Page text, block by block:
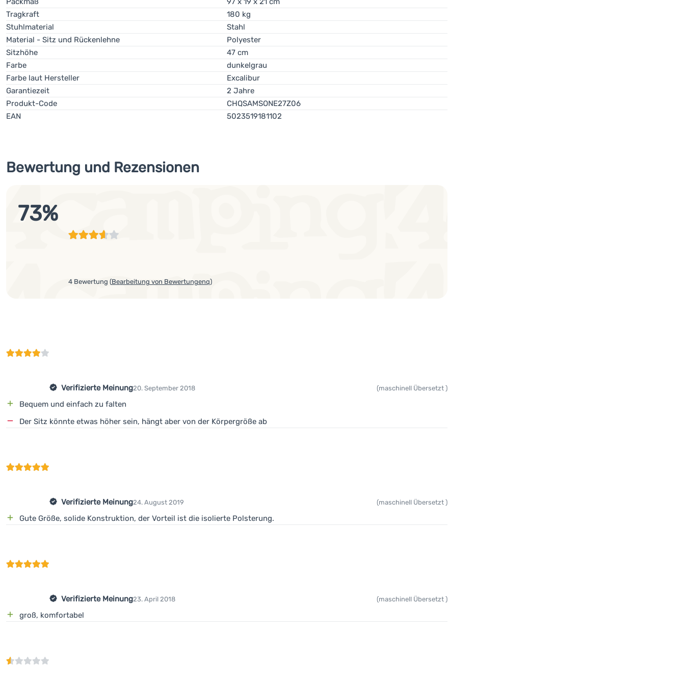
Tragkraft
180 kg
Stuhlmaterial
Stahl
Material - Sitz und Rückenlehne
Polyester
Sitzhöhe
47 cm
Farbe
dunkelgrau
Farbe laut Hersteller
Excalibur
Garantiezeit
2 Jahre
Produkt-Code
CHQSAMSONE27Z06
EAN
5023519181102
Bewertung und Rezensionen
73%
4 Bewertung (Bearbeitung von Bewertungenq)
Bequem und einfach zu falten
Der Sitz könnte etwas höher sein, hängt aber von der Körpergröße ab
Verifizierte Meinung20. September 2018 (maschinell Übersetzt )
Gute Größe, solide Konstruktion, der Vorteil ist die isolierte Polsterung.
Verifizierte Meinung24. August 2019 (maschinell Übersetzt )
groß, komfortabel
Verifizierte Meinung23. April 2018 (maschinell Übersetzt )